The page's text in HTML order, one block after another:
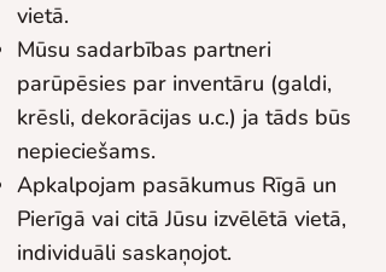
vietā.
Mūsu sadarbības partneri
parūpēsies par inventāru (galdi,
krēsli, dekorācijas u.c.) ja tāds būs
nepieciešams.
Apkalpojam pasākumus Rīgā un
Pierīgā vai citā Jūsu izvēlētā vietā,
individuāli saskaņojot.